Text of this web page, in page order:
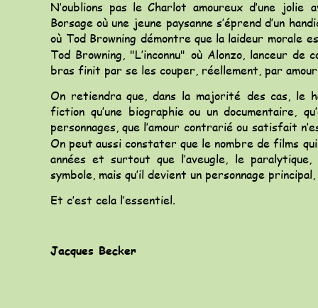
N’oublions pas le Charlot amoureux d’une jolie
Borsage où une jeune paysanne s’éprend d’un
où Tod Browning démontre que la laideur morale
Tod Browning, "L’inconnu" où Alonzo, lanceur de
bras finit par se les couper, réellement, par
On retiendra que, dans la majorité des cas, le
fiction qu’une biographie ou un documentaire,
personnages, que l’amour contrarié ou satisfait
On peut aussi constater que le nombre de films qui
années et surtout que l’aveugle, le paralytique,
symbole, mais qu’il devient un personnage
Et c’est cela l’essentiel.
Jacques Becker